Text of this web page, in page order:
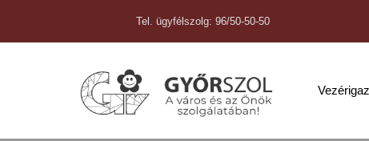
Tel. ügyfélszolg: 96/50-50-50